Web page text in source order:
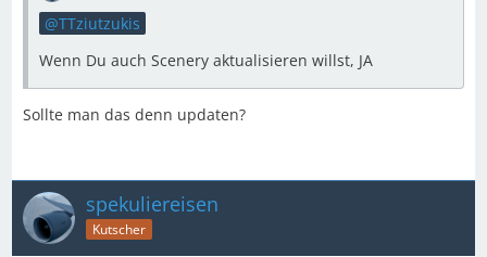
TTziutzukis
Wenn Du auch Scenery aktualisieren willst, JA
Sollte man das denn updaten?
spekuliereisen
Kutscher